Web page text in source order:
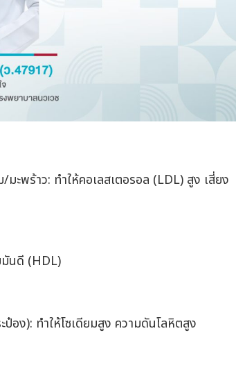
พร้าว: ทำให้คอเลสเตอรอล (LDL) สูง เสี่ยง
มันดี (HDL)
อง): ทำให้โซเดียมสูง ความดันโลหิตสูง